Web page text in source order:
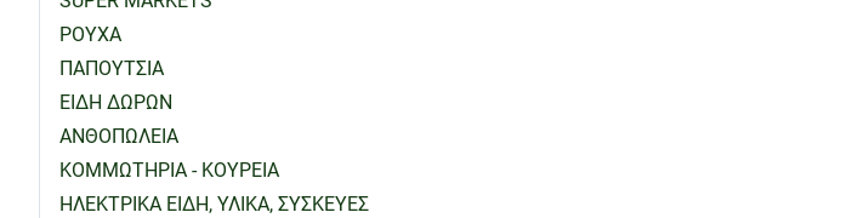
ΡΟΥΧΑ
ΠΑΠΟΥΤΣΙΑ
ΕΙΔΗ ΔΩΡΩΝ
ΑΝΘΟΠΩΛΕΙΑ
ΚΟΜΜΩΤΗΡΙΑ - ΚΟΥΡΕΙΑ
ΗΛΕΚΤΡΙΚΑ ΕΙΔΗ, ΥΛΙΚΑ, ΣΥΣΚΕΥΕΣ